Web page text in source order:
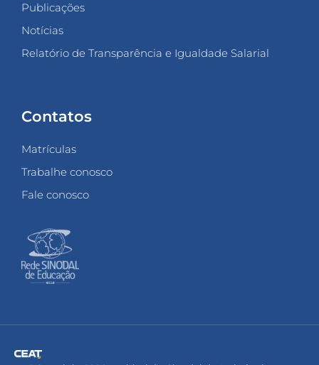
Publicações
Notícias
Relatório de Transparência e Igualdade Salarial
Contatos
Matrículas
Trabalhe conosco
Fale conosco